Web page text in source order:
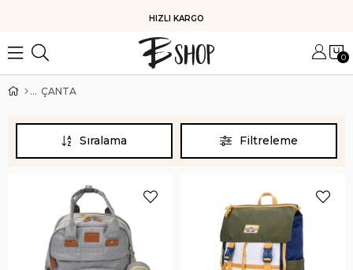
HIZLI KARGO
0
ÇANTA
Filtreleme
Sıralama